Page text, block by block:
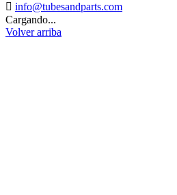
 info@tubesandparts.com
Cargando...
Volver arriba